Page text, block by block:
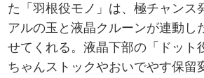
た「羽根役モノ」は、極チャンス
アルの玉と液晶クルーンが連動し
せてくれる。液晶下部の「ドット
ちゃんストックやおいでやす保留